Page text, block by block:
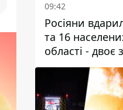
09:42
Росіяни
та 16
області - двоє